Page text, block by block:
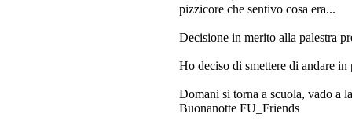
pizzicore che sentivo cosa era...
Decisione in merito alla palestra
Ho deciso di smettere di andare in
Domani si torna a scuola, vado a
Buonanotte FU_Friends